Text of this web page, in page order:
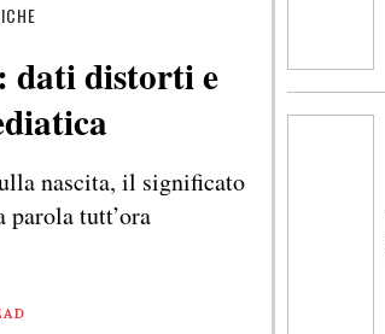
dati distorti e
nascita, il significato
parola tutt’ora